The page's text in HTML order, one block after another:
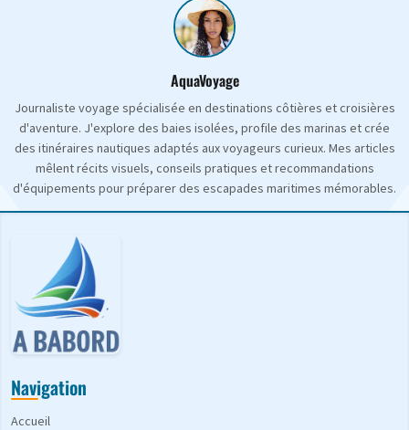
AquaVoyage
Journaliste voyage spécialisée en destinations côtières et croisières
d'aventure. J'explore des baies isolées, profile des marinas et crée
des itinéraires nautiques adaptés aux voyageurs curieux. Mes articles
mêlent récits visuels, conseils pratiques et recommandations
d'équipements pour préparer des escapades maritimes mémorables.
Navigation
Accueil